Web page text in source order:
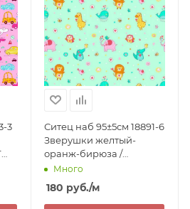
3
Ситец наб 95±5см 18891-6
Зверушки желтый-
оранж-бирюза /
зеленый.св 100%хл ГОСТ
РОССИЯ 180=
Много
180 руб./м